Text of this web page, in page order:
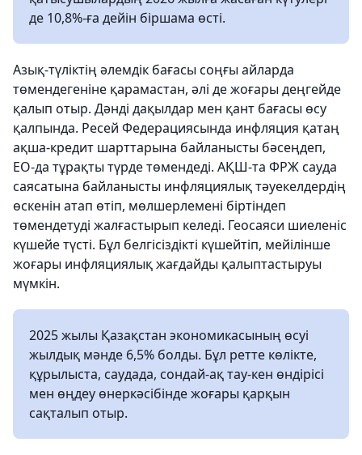
де 10,8%-ға дейін біршама өсті.
Азық-түліктің әлемдік бағасы соңғы айларда
төмендегеніне қарамастан, әлі де жоғары деңгейде
қалып отыр. Дәнді дақылдар мен қант бағасы өсу
қалпында. Ресей Федерациясында инфляция қатаң
ақша-кредит шарттарына байланысты бәсеңдеп,
ЕО-да тұрақты түрде төмендеді. АҚШ-та ФРЖ сауда
саясатына байланысты инфляциялық тәуекелдердің
өскенін атап өтіп, мөлшерлемені біртіндеп
төмендетуді жалғастырып келеді. Геосаяси шиеленіс
күшейе түсті. Бұл белгісіздікті күшейтіп, мейілінше
жоғары инфляциялық жағдайды қалыптастыруы
мүмкін.
2025 жылы Қазақстан экономикасының өсуі
жылдық мәнде 6,5% болды. Бұл ретте көлікте,
құрылыста, саудада, сондай-ақ тау-кен өндірісі
мен өңдеу өнеркәсібінде жоғары қарқын
сақталып отыр.